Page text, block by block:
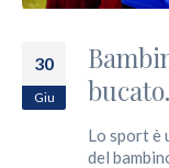
30
Giu
bucato.
Lo sport è
del